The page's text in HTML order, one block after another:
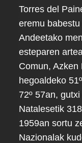
Torres del
eremu
Andeetako
esteparen
Comun, Azken
hegoaldeko
72º 57an,
Natalesetik
1959an sortu
Nazionalak